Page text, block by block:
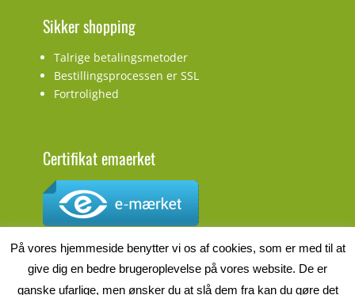
Sikker shopping
Talrige betalingsmetoder
Bestillingsprocessen er SSL
Fortrolighed
Certifikat emaerket
CVR.nr.: DK27927548
På vores hjemmeside benytter vi os af cookies, som er med til at
give dig en bedre brugeroplevelse på vores website. De er
ganske ufarlige, men ønsker du at slå dem fra kan du gøre det